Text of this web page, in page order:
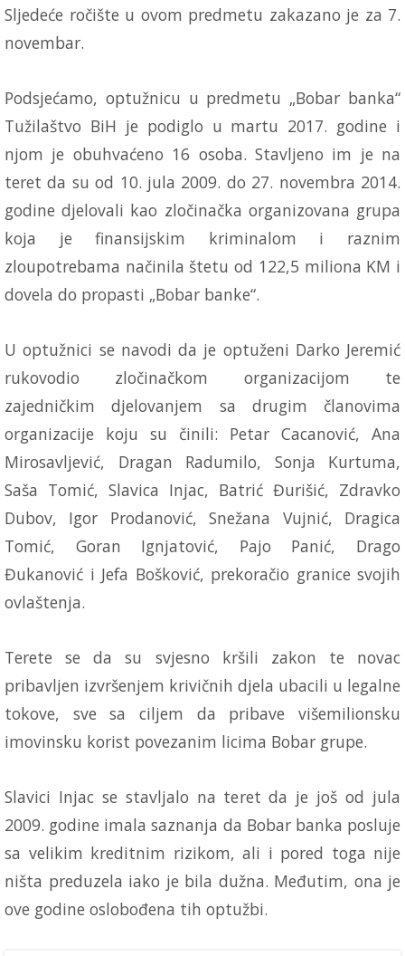
Sljedeće ročište u ovom predmetu zakazano je za 7.
novembar.
Podsjećamo, optužnicu u predmetu „Bobar banka“
Tužilaštvo BiH je podiglo u martu 2017. godine i
njom je obuhvaćeno 16 osoba. Stavljeno im je na
teret da su od 10. jula 2009. do 27. novembra 2014.
godine djelovali kao zločinačka organizovana grupa
koja je finansijskim kriminalom i raznim
zloupotrebama načinila štetu od 122,5 miliona KM i
dovela do propasti „Bobar banke“.
U optužnici se navodi da je optuženi Darko Jeremić
rukovodio zločinačkom organizacijom te
zajedničkim djelovanjem sa drugim članovima
organizacije koju su činili: Petar Cacanović, Ana
Mirosavljević, Dragan Radumilo, Sonja Kurtuma,
Saša Tomić, Slavica Injac, Batrić Đurišić, Zdravko
Dubov, Igor Prodanović, Snežana Vujnić, Dragica
Tomić, Goran Ignjatović, Pajo Panić, Drago
Đukanović i Jefa Bošković, prekoračio granice svojih
ovlaštenja.
Terete se da su svjesno kršili zakon te novac
pribavljen izvršenjem krivičnih djela ubacili u legalne
tokove, sve sa ciljem da pribave višemilionsku
imovinsku korist povezanim licima Bobar grupe.
Slavici Injac se stavljalo na teret da je još od jula
2009. godine imala saznanja da Bobar banka posluje
sa velikim kreditnim rizikom, ali i pored toga nije
ništa preduzela iako je bila dužna. Međutim, ona je
ove godine oslobođena tih optužbi.